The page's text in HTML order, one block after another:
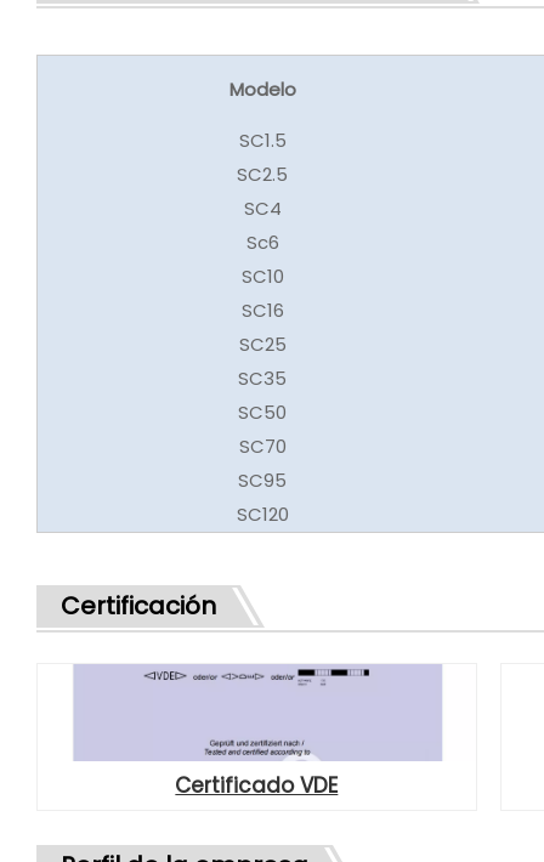
Modelo
SC1.5
SC2.5
SC4
Sc6
SC10
SC16
SC25
SC35
SC50
SC70
SC95
SC120
Certificación
Certificado VDE